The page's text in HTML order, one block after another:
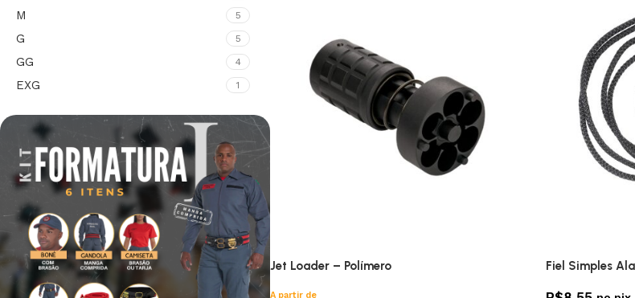
M 5
G 5
GG 4
EXG 1
Jet Loader – Polímero
A partir de
Fiel Simples